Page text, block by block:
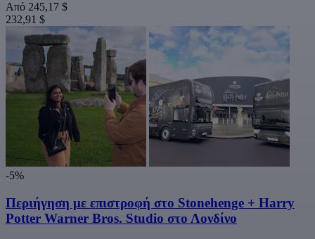
Από 245,17 $
232,91 $
-5%
Περιήγηση με επιστροφή στο Stonehenge + Harry
Potter Warner Bros. Studio στο Λονδίνο